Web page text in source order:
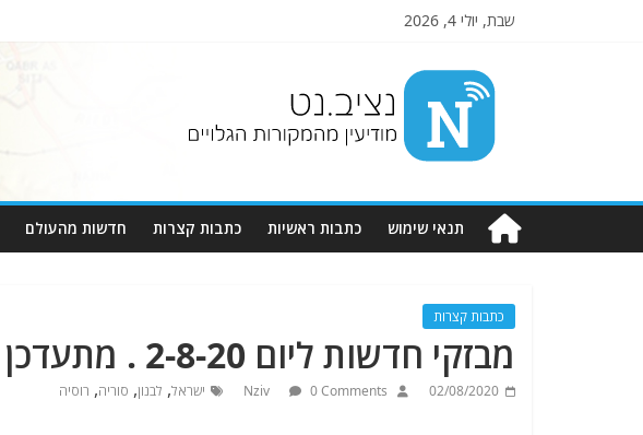
שבת, יולי 4, 2026
Nziv.net
מודיעין
מהמקורות
תנאי שימוש כתבות ראשיות כתבות קצרות חדשות מהעולם
כתבות קצרות
מבזקי חדשות ליום 2-8-20 . מתעדכן
02/08/2020
Nziv 0 Comments ישראל, לבנון, סוריה, רוסיה